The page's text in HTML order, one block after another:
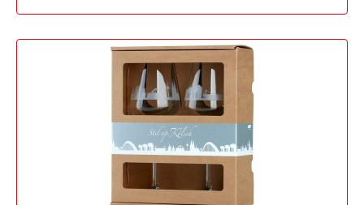
Menge: Einzeln, 3er
Material: Glas
Druck: schwarz
Füllmenge: 6,5 cl ohne Füllstrich
Spülmaschinengeeignet - wir empfehlen
das Spülen per Hand
Bei der Bestellung eines 3er Set profitieren Sie
von unserem Vorteilspreis.